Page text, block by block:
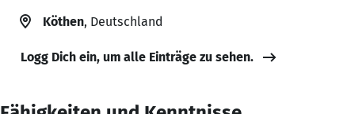
Köthen, Deutschland
Logg Dich ein, um alle Einträge zu sehen.